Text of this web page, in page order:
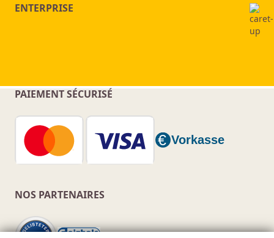
ENTERPRISE
PAIEMENT SÉCURISÉ
NOS PARTENAIRES